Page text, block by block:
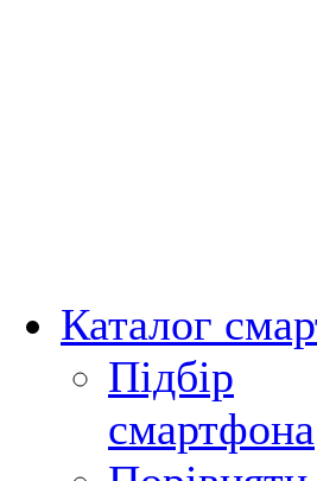
Каталог
Підбір
смартфона